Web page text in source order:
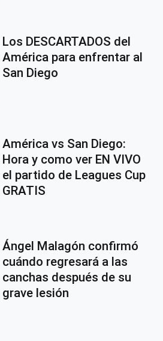
Los DESCARTADOS del
América para enfrentar al
San Diego
América vs San Diego:
Hora y como ver EN VIVO
el partido de Leagues Cup
GRATIS
Ángel Malagón confirmó
cuándo regresará a las
canchas después de su
grave lesión